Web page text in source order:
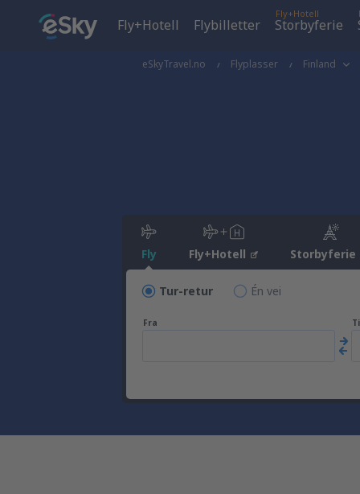
Fly+Hotell Flybilletter
Fly+Hotell
Storbyferie
eSkyTravel.no Flyplasser Finland
Fly Fly+Hotell Storbyferie
Tur-retur Én vei
Fra